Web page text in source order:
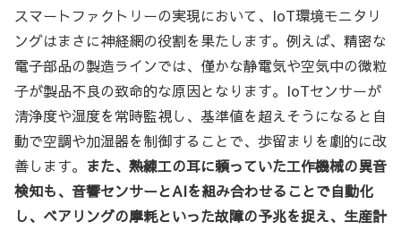
スマートファクトリーの実現において、IoT環境モニタリ
ングはまさに神経網の役割を果たします。例えば、精密な
電子部品の製造ラインでは、僅かな静電気や空気中の微粒
子が製品不良の致命的な原因となります。IoTセンサーが
清浄度や湿度を常時監視し、基準値を超えそうになると自
動で空調や加湿器を制御することで、歩留まりを劇的に改
善します。 また、熟練工の耳に頼っていた工作機械の異音
検知も、音響センサーとAIを組み合わせることで自動化
し、ベアリングの摩耗といった故障の予兆を捉え、生産計